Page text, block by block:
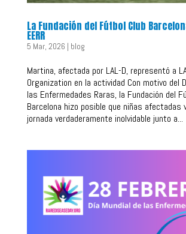
La Fundación del Fútbol Club
EERR
5 Mar, 2026 | blog
Martina, afectada por LAL-D, representó a
Organization en la actividad Con motivo del
las Enfermedades Raras, la Fundación del
Barcelona hizo posible que niñas afectadas
jornada verdaderamente inolvidable junto a...